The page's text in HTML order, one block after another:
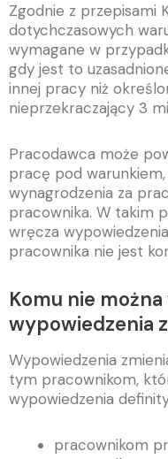
Zgodnie z przepisami
dotychczasowych
wymagane w
gdy jest to
innej pracy niż
nieprzekraczający 3
Pracodawca może
pracę pod
wynagrodzenia za
pracownika. W takim
wręcza
pracownika nie jest
Komu nie
wypowiedzenia
Wypowiedzenia
tym pracownikom,
wypowiedzenia
pracownikom